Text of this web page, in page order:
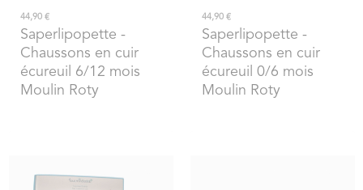
44,90 €
Saperlipopette -
Chaussons en cuir
écureuil 6/12 mois
Moulin Roty
44,90 €
Saperlipopette -
Chaussons en cuir
écureuil 0/6 mois
Moulin Roty